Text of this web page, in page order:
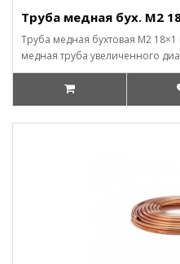
Труба медная бух. М2
Труба медная бухтовая М2
медная труба увеличенного